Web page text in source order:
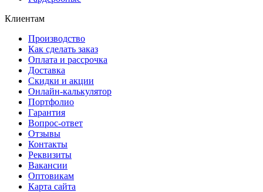
Клиентам
Производство
Как сделать заказ
Оплата и рассрочка
Доставка
Скидки и акции
Онлайн-калькулятор
Портфолио
Гарантия
Вопрос-ответ
Отзывы
Контакты
Реквизиты
Вакансии
Оптовикам
Карта сайта